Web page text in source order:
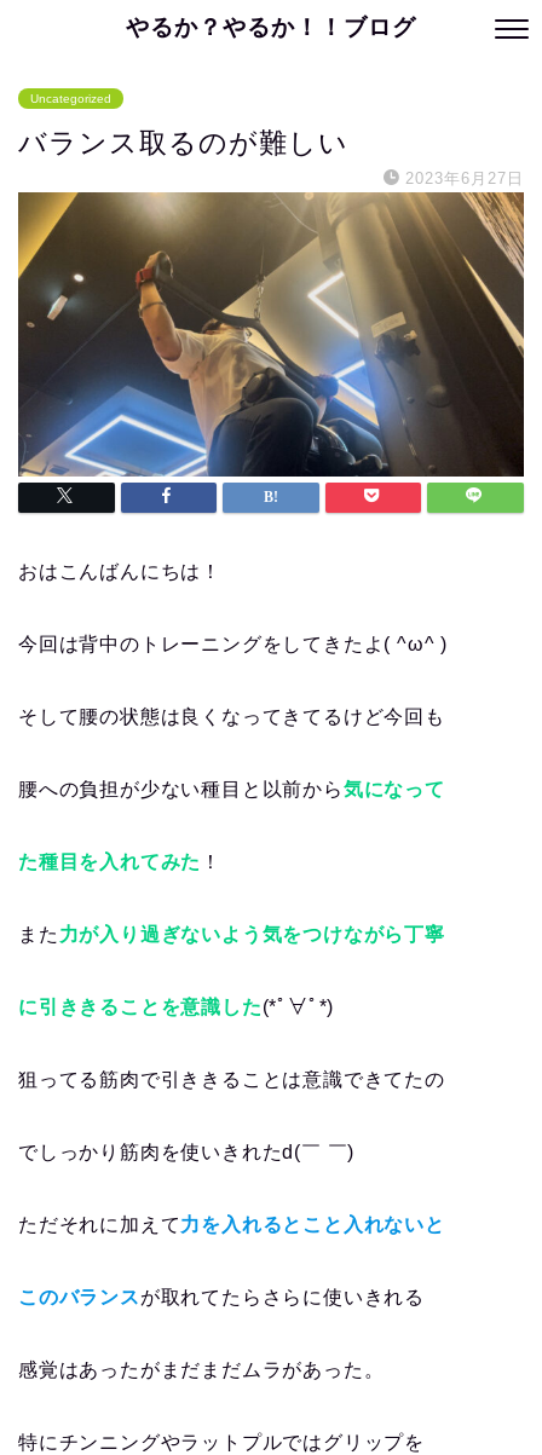
やるか？やるか！！ブログ
Uncategorized
バランス取るのが難しい
2023年6月27日
おはこんばんにちは！
今回は背中のトレーニングをしてきたよ( ^ω^ )
そして腰の状態は良くなってきてるけど今回も
腰への負担が少ない種目と以前から気になって
た種目を入れてみた ！
また 力が入り過ぎないよう気をつけながら丁寧
に引ききることを意識した(*ﾟ∀ﾟ*)
狙ってる筋肉で引ききることは意識できてたの
でしっかり筋肉を使いきれたd(￣ ￣)
ただそれに加えて力を入れるとこと入れないと
このバランスが取れてたらさらに使いきれる
感覚はあったがまだまだムラがあった。
特にチンニングやラットプルではグリップを